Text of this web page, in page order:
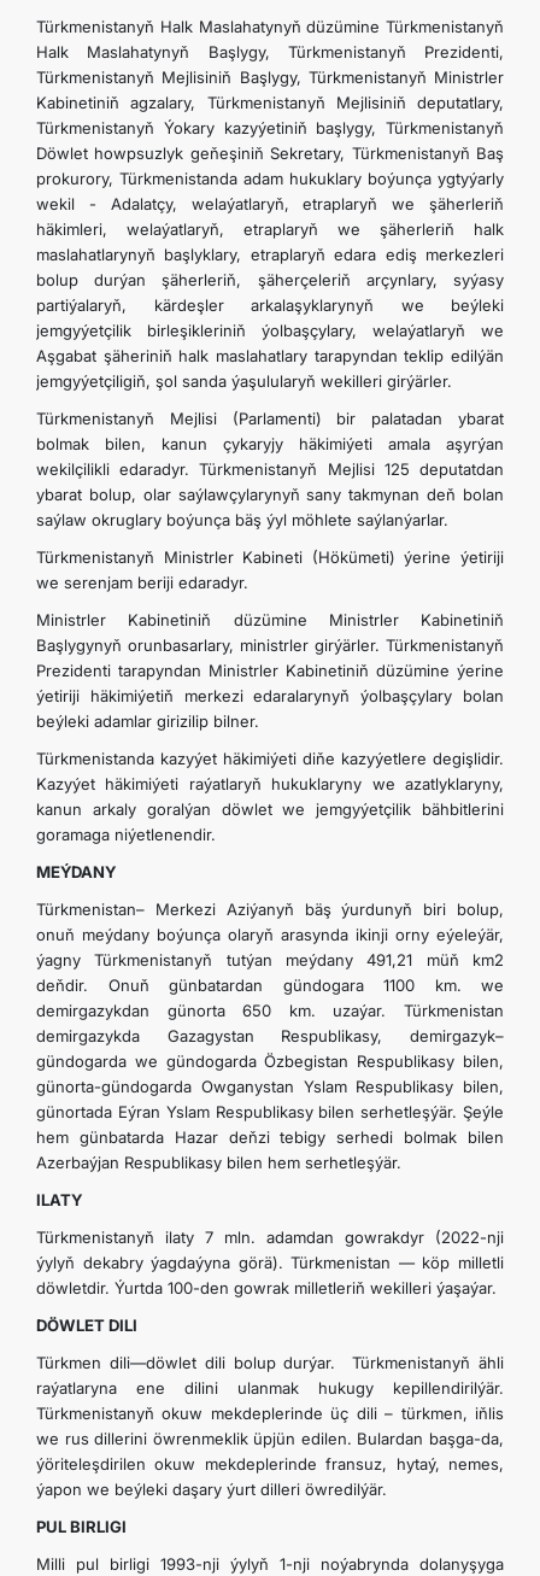
Türkmenistanyň Halk Maslahatynyň düzümine Türkmenistanyň
Halk Maslahatynyň Başlygy, Türkmenistanyň Prezidenti,
Türkmenistanyň Mejlisiniň Başlygy, Türkmenistanyň Ministrler
Kabinetiniň agzalary, Türkmenistanyň Mejlisiniň deputatlary,
Türkmenistanyň Ýokary kazyýetiniň başlygy, Türkmenistanyň
Döwlet howpsuzlyk geňeşiniň Sekretary, Türkmenistanyň Baş
prokurory, Türkmenistanda adam hukuklary boýunça ygtyýarly
wekil - Adalatçy, welaýatlaryň, etraplaryň we şäherleriň
häkimleri, welaýatlaryň, etraplaryň we şäherleriň halk
maslahatlarynyň başlyklary, etraplaryň edara ediş merkezleri
bolup durýan şäherleriň, şäherçeleriň arçynlary, syýasy
partiýalaryň, kärdeşler arkalaşyklarynyň we beýleki
jemgyýetçilik birleşikleriniň ýolbaşçylary, welaýatlaryň we
Aşgabat şäheriniň halk maslahatlary tarapyndan teklip edilýän
jemgyýetçiligiň, şol sanda ýaşulularyň wekilleri girýärler.
Türkmenistanyň Mejlisi (Parlamenti) bir palatadan ybarat
bolmak bilen, kanun çykaryjy häkimiýeti amala aşyrýan
wekilçilikli edaradyr. Türkmenistanyň Mejlisi 125 deputatdan
ybarat bolup, olar saýlawçylarynyň sany takmynan deň bolan
saýlaw okruglary boýunça bäş ýyl möhlete saýlanýarlar.
Türkmenistanyň Ministrler Kabineti (Hökümeti) ýerine ýetiriji
we serenjam beriji edaradyr.
Ministrler Kabinetiniň düzümine Ministrler Kabinetiniň
Başlygynyň orunbasarlary, ministrler girýärler. Türkmenistanyň
Prezidenti tarapyndan Ministrler Kabinetiniň düzümine ýerine
ýetiriji häkimiýetiň merkezi edaralarynyň ýolbaşçylary bolan
beýleki adamlar girizilip bilner.
Türkmenistanda kazyýet häkimiýeti diňe kazyýetlere degişlidir.
Kazyýet häkimiýeti raýatlaryň hukuklaryny we azatlyklaryny,
kanun arkaly goralýan döwlet we jemgyýetçilik bähbitlerini
goramaga niýetlenendir.
MEÝDANY
Türkmenistan– Merkezi Aziýanyň bäş ýurdunyň biri bolup,
onuň meýdany boýunça olaryň arasynda ikinji orny eýeleýär,
ýagny Türkmenistanyň tutýan meýdany 491,21 müň km2
deňdir. Onuň günbatardan gündogara 1100 km. we
demirgazykdan günorta 650 km. uzaýar. Türkmenistan
demirgazykda Gazagystan Respublikasy, demirgazyk–
gündogarda we gündogarda Özbegistan Respublikasy bilen,
günorta-gündogarda Owganystan Yslam Respublikasy bilen,
günortada Eýran Yslam Respublikasy bilen serhetleşýär. Şeýle
hem günbatarda Hazar deňzi tebigy serhedi bolmak bilen
Azerbaýjan Respublikasy bilen hem serhetleşýär.
ILATY
Türkmenistanyň ilaty 7 mln. adamdan gowrakdyr (2022-nji
ýylyň dekabry ýagdaýyna görä). Türkmenistan — köp milletli
döwletdir. Ýurtda 100-den gowrak milletleriň wekilleri ýaşaýar.
DÖWLET DILI
Türkmen dili—döwlet dili bolup durýar. Türkmenistanyň ähli
raýatlaryna ene dilini ulanmak hukugy kepillendirilýär.
Türkmenistanyň okuw mekdeplerinde üç dili – türkmen, iňlis
we rus dillerini öwrenmeklik üpjün edilen. Bulardan başga-da,
ýöriteleşdirilen okuw mekdeplerinde fransuz, hytaý, nemes,
ýapon we beýleki daşary ýurt dilleri öwredilýär.
PUL BIRLIGI
Milli pul birligi 1993-nji ýylyň 1-nji noýabrynda dolanyşyga